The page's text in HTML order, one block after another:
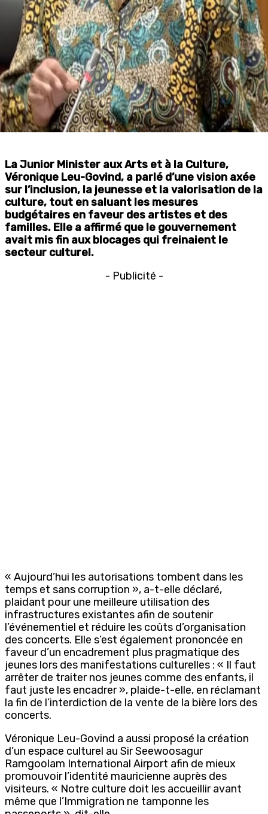
La Junior Minister aux Arts et à la Culture,
Véronique Leu-Govind, a parlé d’une vision axée
sur l’inclusion, la jeunesse et la valorisation de la
culture, tout en saluant les mesures
budgétaires en faveur des artistes et des
familles. Elle a affirmé que le gouvernement
avait mis fin aux blocages qui freinaient le
secteur culturel.
- Publicité -
« Aujourd’hui les autorisations tombent dans les
temps et sans corruption », a-t-elle déclaré,
plaidant pour une meilleure utilisation des
infrastructures existantes afin de soutenir
l’événementiel et réduire les coûts d’organisation
des concerts. Elle s’est également prononcée en
faveur d’un encadrement plus pragmatique des
jeunes lors des manifestations culturelles : « Il faut
arrêter de traiter nos jeunes comme des enfants, il
faut juste les encadrer », plaide-t-elle, en réclamant
la fin de l’interdiction de la vente de la bière lors des
concerts.
Véronique Leu-Govind a aussi proposé la création
d’un espace culturel au Sir Seewoosagur
Ramgoolam International Airport afin de mieux
promouvoir l’identité mauricienne auprès des
visiteurs. « Notre culture doit les accueillir avant
même que l’Immigration ne tamponne les